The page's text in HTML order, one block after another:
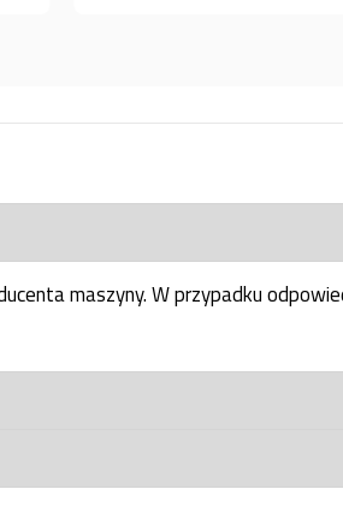
maszyny. W przypadku